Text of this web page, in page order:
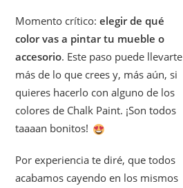
Momento crítico:elegir de qué
color vas a pintar tu mueble o
accesorio. Este paso puede llevarte
más de lo que crees y, más aún, si
quieres hacerlo con alguno de los
colores de Chalk Paint. ¡Son todos
taaaan bonitos!
Por experiencia te diré, que todos
acabamos cayendo en los mismos